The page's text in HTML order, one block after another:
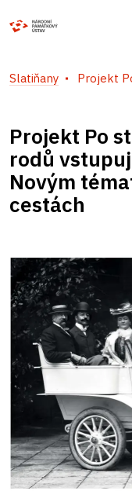
Slatiňany Projekt
Projekt Po
rodů
Novým
cestách